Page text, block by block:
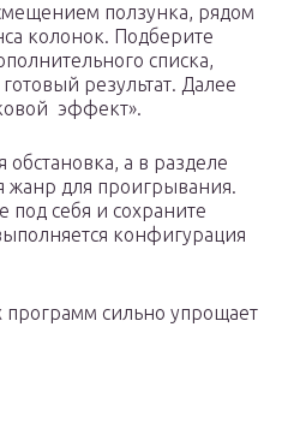
ползунка, рядом
колонок. Подберите
списка,
результат. Далее
эффект».
обстановка, а в разделе
жанр для проигрывания.
под себя и сохраните
конфигурация
сильно упрощает